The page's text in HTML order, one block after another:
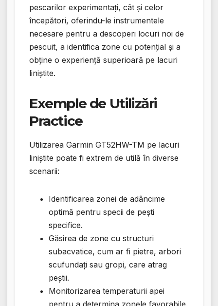
pescarilor experimentați, cât și celor
începători, oferindu-le instrumentele
necesare pentru a descoperi locuri noi de
pescuit, a identifica zone cu potențial și a
obține o experiență superioară pe lacuri
liniștite.
Exemple de Utilizări
Practice
Utilizarea Garmin GT52HW-TM pe lacuri
liniștite poate fi extrem de utilă în diverse
scenarii:
Identificarea zonei de adâncime
optimă pentru specii de pești
specifice.
Găsirea de zone cu structuri
subacvatice, cum ar fi pietre, arbori
scufundați sau gropi, care atrag
peștii.
Monitorizarea temperaturii apei